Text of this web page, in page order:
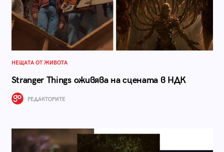
НЕЩАТА ОТ ЖИВОТА
Stranger Things оживява на сцената в НДК
РЕДАКТОРИТЕ